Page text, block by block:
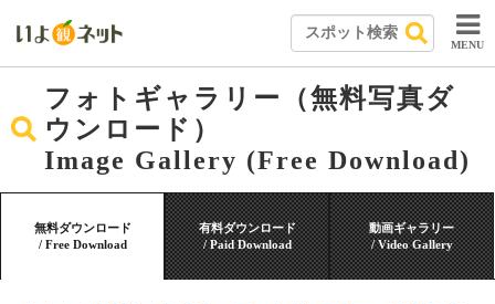
MENU
フォトギャラリー（無料写真ダ
ウンロード）
Image Gallery (Free Download)
無料ダウンロード
/ Free Download
有料ダウンロード
/ Paid Download
動画ギャラリー
/ Video Gallery